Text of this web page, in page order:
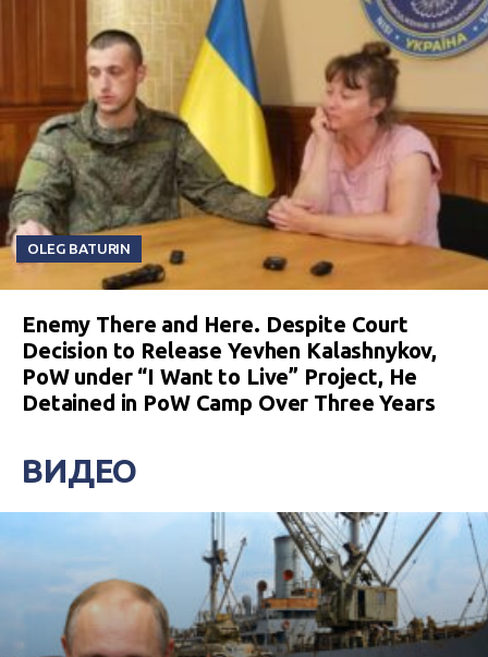
OLEG BATURIN
Enemy There and Here. Despite Court
Decision to Release Yevhen Kalashnykov,
PoW under “I Want to Live” Project, He
Detained in PoW Camp Over Three Years
ВИДЕО